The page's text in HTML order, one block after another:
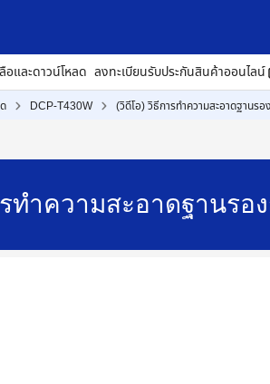
อและดาวน์โหลด ลงทะเบียนรับประกันสินค้าออนไลน์
DCP-T430W (วิดีโอ) วิธีการทำความสะอาดฐานร
ทำความสะอาดฐานร